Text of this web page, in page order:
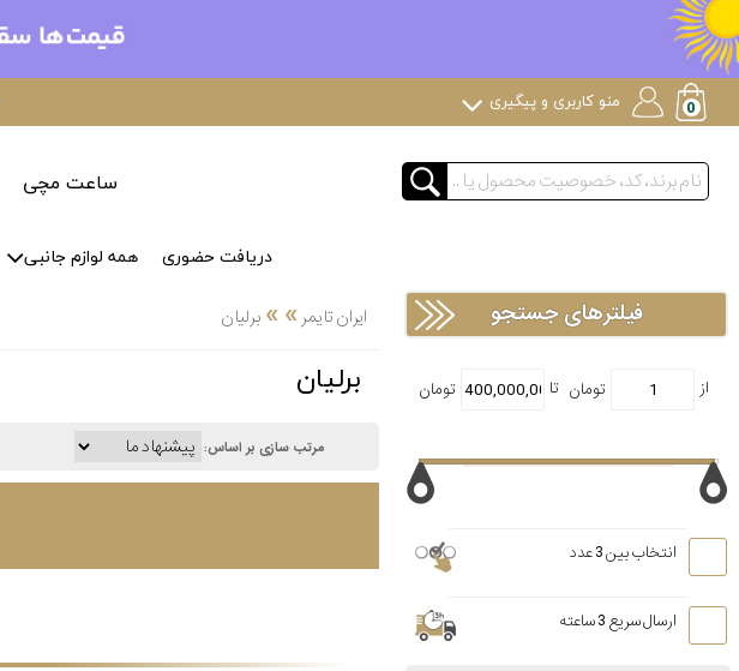
منو کاربری و پیگیری
ساعت مچی
دریافت حضوری همه لوازم جانبی
ایران تایمر »
» برلیان
برلیان
مرتب سازی بر اساس:
فیلترهای جستجو
انتخاب بین 3 عدد
ارسال سریع 3 ساعته